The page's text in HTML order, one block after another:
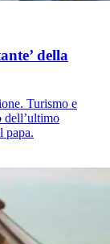
della
Turismo e
dell’ultimo
papa.